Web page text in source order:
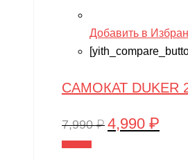
Добавить в
САМОКАТ DUKER
7,990₽ 4,990 ₽